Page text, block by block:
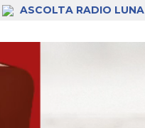
ASCOLTA RADIO LUNA